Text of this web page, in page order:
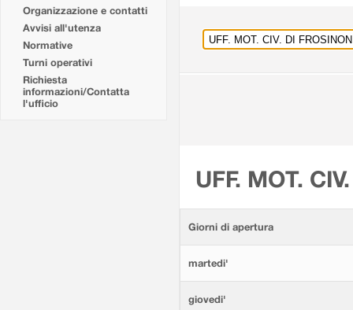
Organizzazione e contatti
Avvisi all'utenza
Normative
Turni operativi
Richiesta
informazioni/Contatta
l'ufficio
UFF. MOT.
Giorni di apertura
martedi'
giovedi'